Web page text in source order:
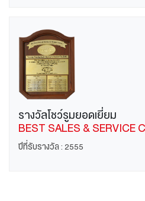
รางวัลโชว์รูมยอดเยี่ยม
BEST SALES & SERVICE
ปีที่รับรางวัล : 2555